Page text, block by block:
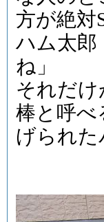
方が絶対
ハム太郎
ね」
それだ
棒と呼べ
げられ